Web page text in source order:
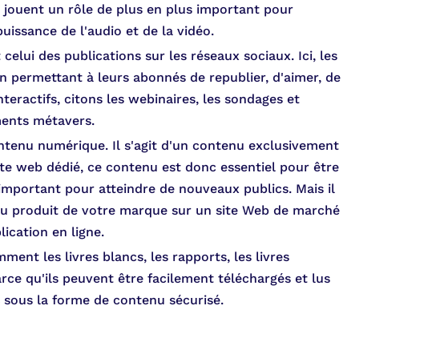
jouent un rôle de plus en plus important pour
de l'audio et de la vidéo.
des publications sur les réseaux sociaux. Ici, les
à leurs abonnés de republier, d'aimer, de
citons les webinaires, les sondages et
métavers.
numérique. Il s'agit d'un contenu exclusivement
web dédié, ce contenu est donc essentiel pour être
pour atteindre de nouveaux publics. Mais il
produit de votre marque sur un site Web de marché
en ligne.
les livres blancs, les rapports, les livres
qu'ils peuvent être facilement téléchargés et lus
la forme de contenu sécurisé.